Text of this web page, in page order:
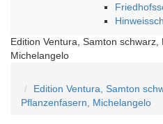
Edition Ventura, Samton schwarz,
Michelangelo
Edition Ventura, Samton
Pflanzenfasern, Michelangelo